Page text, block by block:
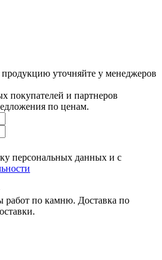
уточняйте у менеджеров
покупателей и партнеров
по ценам.
персональных данных и с
работ по камню. Доставка по